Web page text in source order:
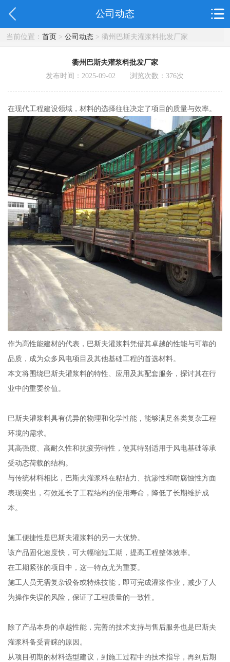
公司动态
当前位置： 首页> 公司动态> 衢州巴斯夫灌浆料批发厂家
衢州巴斯夫灌浆料批发厂家
发布时间：2025-09-02 浏览次数：376次
在现代工程建设领域，材料的选择往往决定了项目的质量与效率。
作为高性能建材的代表，巴斯夫灌浆料凭借其卓越的性能与可靠的
品质，成为众多风电项目及其他基础工程的首选材料。
本文将围绕巴斯夫灌浆料的特性、应用及其配套服务，探讨其在行
业中的重要价值。
巴斯夫灌浆料具有优异的物理和化学性能，能够满足各类复杂工程
环境的需求。
其高强度、高耐久性和抗疲劳特性，使其特别适用于风电基础等承
受动态荷载的结构。
与传统材料相比，巴斯夫灌浆料在粘结力、抗渗性和耐腐蚀性方面
表现突出，有效延长了工程结构的使用寿命，降低了长期维护成
本。
施工便捷性是巴斯夫灌浆料的另一大优势。
该产品固化速度快，可大幅缩短工期，提高工程整体效率。
在工期紧张的项目中，这一特点尤为重要。
施工人员无需复杂设备或特殊技能，即可完成灌浆作业，减少了人
为操作失误的风险，保证了工程质量的一致性。
除了产品本身的卓越性能，完善的技术支持与售后服务也是巴斯夫
灌浆料备受青睐的原因。
从项目初期的材料选型建议，到施工过程中的技术指导，再到后期